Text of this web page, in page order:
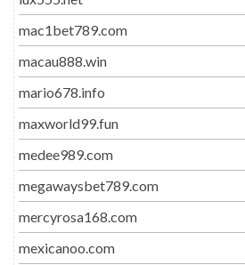
mac1bet789.com
macau888.win
mario678.info
maxworld99.fun
medee989.com
megawaysbet789.com
mercyrosa168.com
mexicanoo.com